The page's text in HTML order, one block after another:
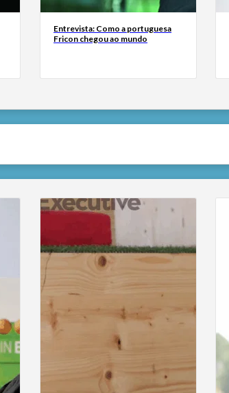
Entrevista: Como a portuguesa
Fricon chegou ao mundo